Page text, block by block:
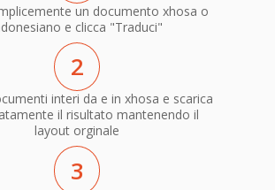
un documento xhosa o
e clicca "Traduci"
2
interi da e in xhosa e scarica
il risultato mantenendo il
layout orginale
3